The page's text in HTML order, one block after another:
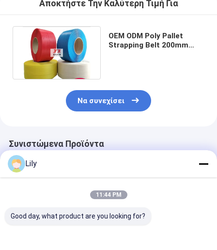
Αποκτήστε Την Καλύτερη Τιμή Για
OEM ODM Poly Pallet
Strapping Belt 200mm
Να συνεχίσει
Συνιστώμενα Προϊόντα
Lily
11:44 PM
Good day, what product are you looking for?